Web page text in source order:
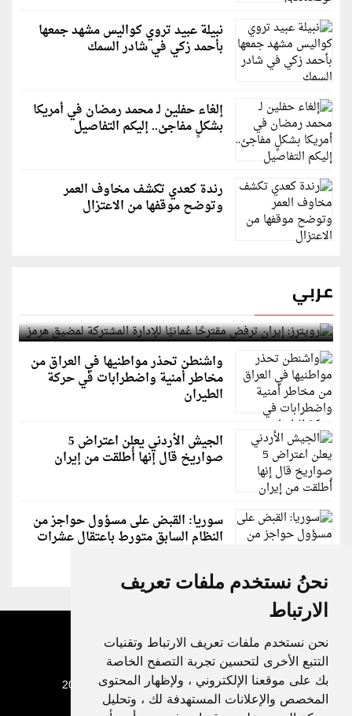
نحنُ نستخدم ملفات تعريف
الارتباط
نحن نستخدم ملفات تعريف الارتباط وتقنيات
التتبع الأخرى لتحسين تجربة التصفح الخاصة
بك على موقعنا الإلكتروني ، ولإظهار المحتوى
المخصص والإعلانات المستهدفة لك ، وتحليل
نبيلة عبيد تروي كواليس مشهد جمعها
بأحمد زكي في شادر السمك
إلغاء حفلين لـ محمد رمضان في أمريكا
بشكلٍ مفاجئ.. إليكم التفاصيل
رندة كعدي تكشف مخاوف العمر
وتوضح موقفها من الاعتزال
عربي
رويترز: إيران ترفض مقترحًا عُمانيًا للإدارة المشتركة
لمضيق هرمز
واشنطن تحذر مواطنيها في العراق من
مخاطر أمنية واضطرابات في حركة
الطيران
الجيش الأردني يعلن اعتراض 5
صواريخ قال إنها أُطلقت من إيران
سوريا: القبض على مسؤول حواجز من
النظام السابق متورط باعتقال عشرات
جميع الحقوق محفوظة لدنيا الوطن © 2003 - 2022